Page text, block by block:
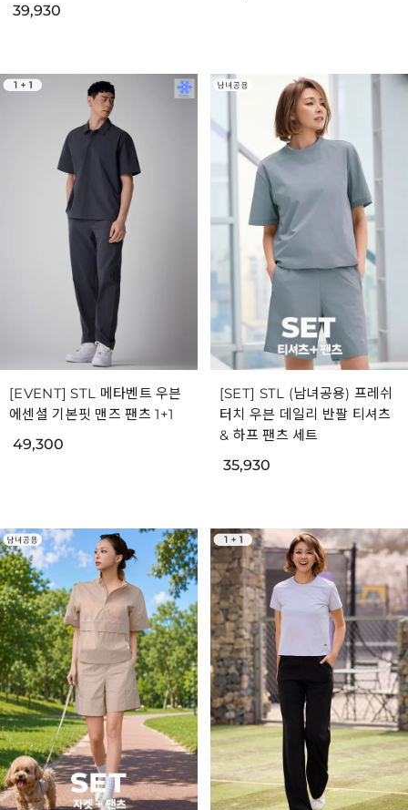
39,930
[EVENT] STL 메타벤트 우븐
에센셜 기본핏 맨즈 팬츠 1+1
49,300
[SET] STL (남녀공용) 프레쉬
터치 우븐 데일리 반팔 티셔츠
& 하프 팬츠 세트
35,930